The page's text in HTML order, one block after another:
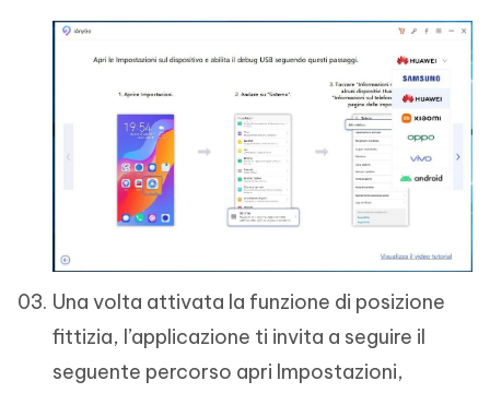
Una volta attivata la funzione di posizione
fittizia, l’applicazione ti invita a seguire il
seguente percorso apri Impostazioni,